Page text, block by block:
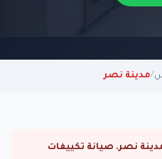
/مدينة نصر
نصر. صيانة تكييفات